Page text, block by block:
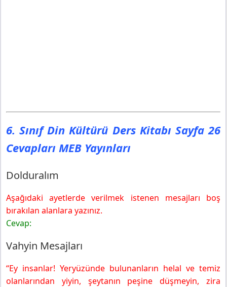
6. Sınıf Din Kültürü Ders Kitabı Sayfa 26
Cevapları MEB Yayınları
Dolduralım
Aşağıdaki ayetlerde verilmek istenen mesajları boş
bırakılan alanlara yazınız.
Cevap:
Vahyin Mesajları
“Ey insanlar! Yeryüzünde bulunanların helal ve temiz
olanlarından yiyin, şeytanın peşine düşmeyin, zira